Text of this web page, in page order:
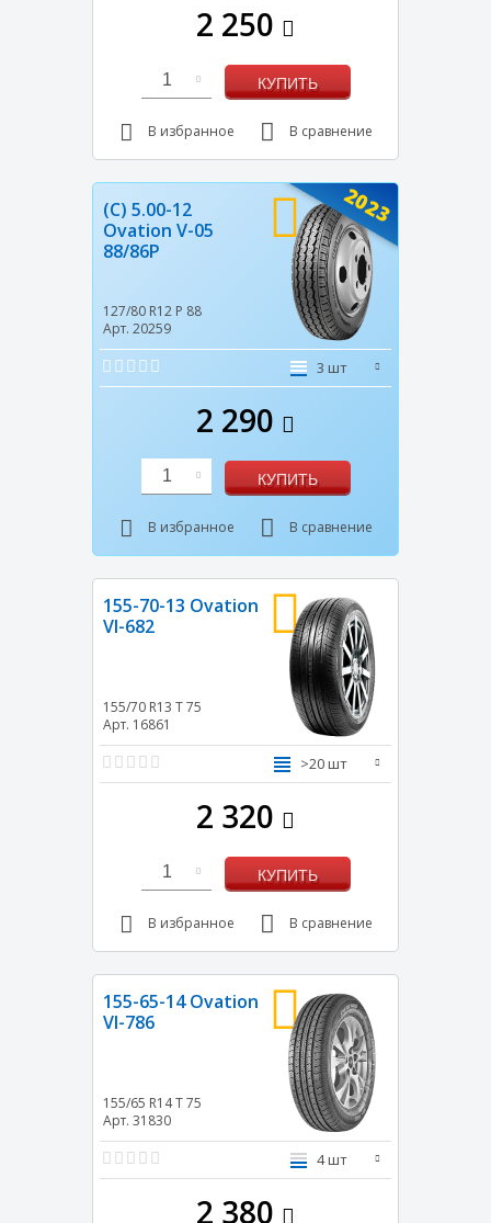
2 250
1 КУПИТЬ
В избранное В сравнение
2023
(C) 5.00-12
Ovation V-05
88/86P
127/80 R12 P 88
Арт. 20259
3 шт
2 290
1 КУПИТЬ
В избранное В сравнение
155-70-13 Ovation
VI-682
155/70 R13 T75
Арт. 16861
>20 шт
2 320
1 КУПИТЬ
В избранное В сравнение
155-65-14 Ovation
VI-786
155/65 R14T75
Арт. 31830
4 шт
2 380